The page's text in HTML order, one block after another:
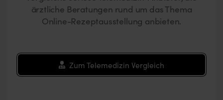
ärztliche Beratungen rund um das Thema
Online-Rezeptausstellung anbieten.
Zum Telemedizin Vergleich